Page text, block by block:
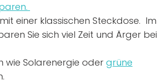
einer klassischen Steckdose. Im
Sie sich viel Zeit und Ärger bei
wie Solarenergie oder grüne